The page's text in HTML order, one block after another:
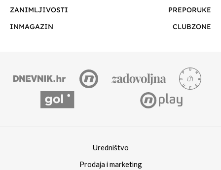
ZANIMLJIVOSTI
PREPORUKE
INMAGAZIN
CLUBZONE
Uredništvo
Prodaja i marketing